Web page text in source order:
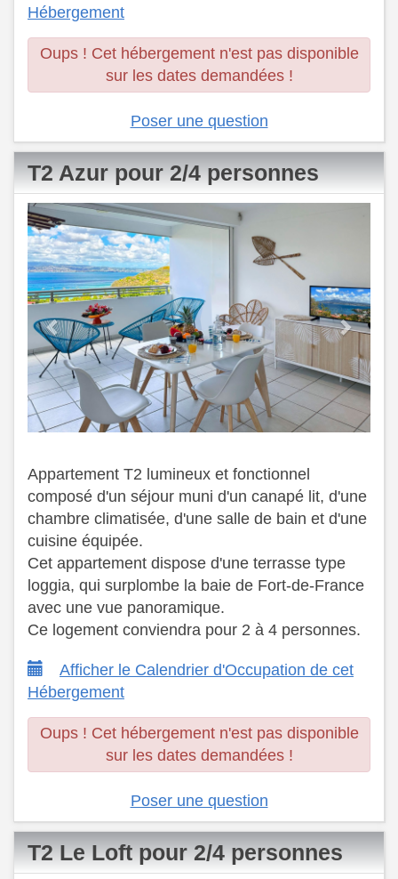
Hébergement
Oups ! Cet hébergement n'est pas disponible
sur les dates demandées !
Poser une question
T2 Azur pour 2/4 personnes
Previous
Appartement T2 lumineux et fonctionnel
composé d'un séjour muni d'un canapé lit, d'une
chambre climatisée, d'une salle de bain et d'une
cuisine équipée.
​ Cet appartement dispose d'une terrasse type
loggia, qui surplombe la baie de Fort-de-France
avec une vue panoramique.
​ Ce logement conviendra pour 2 à 4 personnes.
Afficher le Calendrier d'Occupation de cet
Hébergement
Oups ! Cet hébergement n'est pas disponible
sur les dates demandées !
Poser une question
T2 Le Loft pour 2/4 personnes